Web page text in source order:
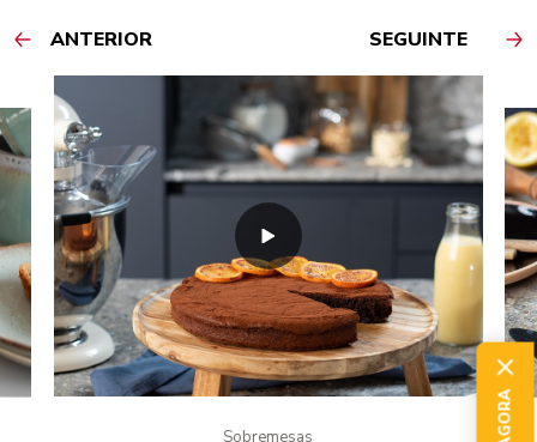
ANTERIOR SEGUINTE
Sobremesas